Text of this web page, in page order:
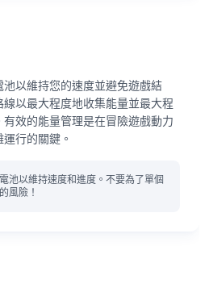
以維持您的速度並避免遊戲結
線以最大程度地收集能量並最大程
有效的能量管理是在冒險遊戲動力
行的關鍵。
池以維持速度和進度。不要為了單個
風險！